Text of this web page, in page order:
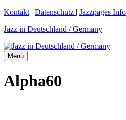
Zum
springen
Kontakt | Datenschutz | Jazzpages Info
Jazz in Deutschland / Germany
Menü
Alpha60